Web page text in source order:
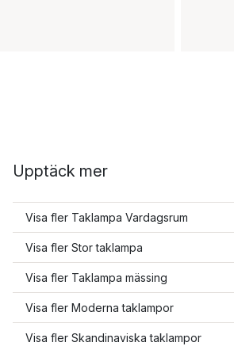
Upptäck mer
Visa fler Taklampa Vardagsrum
Visa fler Stor taklampa
Visa fler Taklampa mässing
Visa fler Moderna taklampor
Visa fler Skandinaviska taklampor